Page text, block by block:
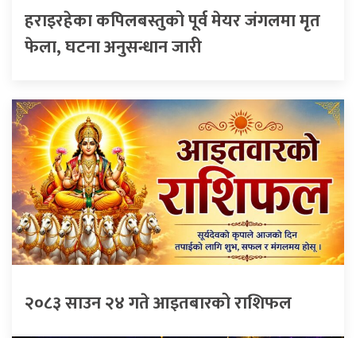
हराइरहेका कपिलबस्तुको पूर्व मेयर जंगलमा मृत
फेला, घटना अनुसन्धान जारी
२०८३ साउन २४ गते आइतबारको राशिफल